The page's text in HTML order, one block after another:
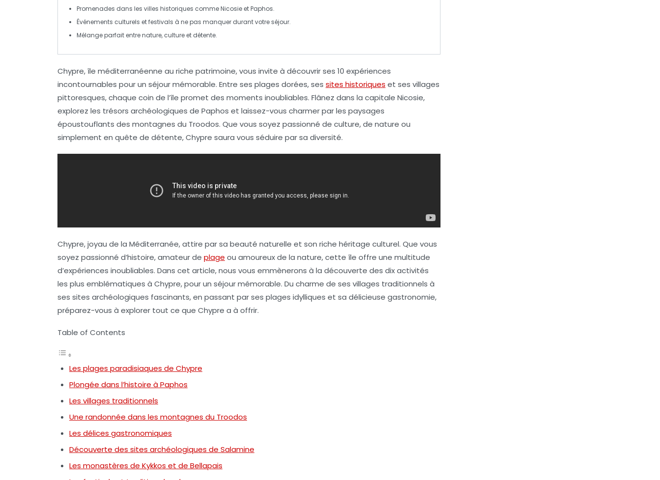
Promenades dans les villes historiques comme Nicosie et Paphos.
Événements culturels et festivals à ne pas manquer durant votre séjour.
Mélange parfait entrenature, culture et détente.
Chypre,île méditerranéenne au riche patrimoine, vous invite à découvrir ses 10 expériences
incontournables pour un séjour mémorable. Entre ses plages dorées, ses sites historiques et ses villages
pittoresques, chaque coin de l’île promet des moments inoubliables. Flânez dans la capitale Nicosie,
explorez les trésors archéologiques de Paphos et laissez-vous charmer par les paysages
époustouflants des montagnes du Troodos. Que vous soyez passionné de culture, de nature ou
simplement en quête de détente, Chypre saura vous séduire par sa diversité.
Chypre, joyau de la Méditerranée, attire par sa beauté naturelle et son riche héritage culturel. Que vous
soyez passionné d’histoire, amateur de plage ou amoureux de la nature, cette île offre une multitude
d’expériences inoubliables. Dans cet article, nous vous emmènerons à la découverte des dix activités
les plus emblématiques à Chypre, pour un séjour mémorable. Du charme de ses villages traditionnels à
ses sites archéologiques fascinants, en passant par ses plages idylliques et sa délicieuse gastronomie,
préparez-vous à explorer tout ce que Chypre a à offrir.
Table of Contents
Les plages paradisiaques de Chypre
Plongée dans l’histoire à Paphos
Les villages traditionnels
Une randonnée dans les montagnes du Troodos
Les délices gastronomiques
Découverte des sites archéologiques de Salamine
Les monastères de Kykkos et de Bellapais